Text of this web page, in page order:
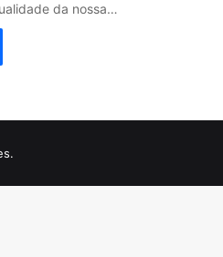
da nossa…